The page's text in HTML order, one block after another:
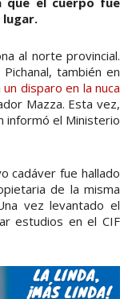
al norte provincial.
Pichanal, también en
un disparo en la nuca
Mazza. Esta vez,
informó el Ministerio
cadáver fue hallado
de la misma
vez levantado el
estudios en el CIF